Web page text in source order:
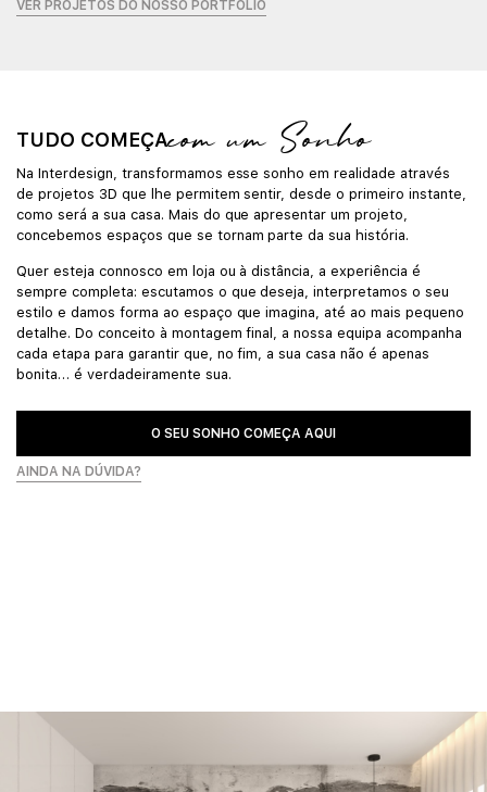
VER PROJETOS DO NOSSO PORTFÓLIO
TUDO COMEÇAcom um Sonho
Na Interdesign, transformamos esse sonho em realidade através
de projetos 3D que lhe permitem sentir, desde o primeiro instante,
como será a sua casa. Mais do que apresentar um projeto,
concebemos espaços que se tornam parte da sua história.
Quer esteja connosco em loja ou à distância, a experiência é
sempre completa: escutamos o que deseja, interpretamos o seu
estilo e damos forma ao espaço que imagina, até ao mais pequeno
detalhe. Do conceito à montagem final, a nossa equipa acompanha
cada etapa para garantir que, no fim, a sua casa não é apenas
bonita… é verdadeiramente sua.
O SEU SONHO COMEÇA AQUI
AINDA NA DÚVIDA?